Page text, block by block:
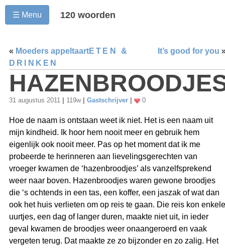
☰ Menu 120 woorden
« Moeders appeltaart It’s good for you
ETEN &
DRINKEN
31 augustus 2011 119w Gastschrijver 0
Hoe de naam is ontstaan weet ik niet. Het is een naam uit
mijn kindheid. Ik hoor hem nooit meer en gebruik hem
eigenlijk ook nooit meer. Pas op het moment dat ik me
probeerde te herinneren aan lievelingsgerechten van
vroeger kwamen de ‘hazenbroodjes’ als vanzelfsprekend
weer naar boven. Hazenbroodjes waren gewone broodjes
die ‘s ochtends in een tas, een koffer, een jaszak of wat dan
ook het huis verlieten om op reis te gaan. Die reis kon enkele
uurtjes, een dag of langer duren, maakte niet uit, in ieder
geval kwamen de broodjes weer onaangeroerd en vaak
vergeten terug. Dat maakte ze zo bijzonder en zo zalig. Het